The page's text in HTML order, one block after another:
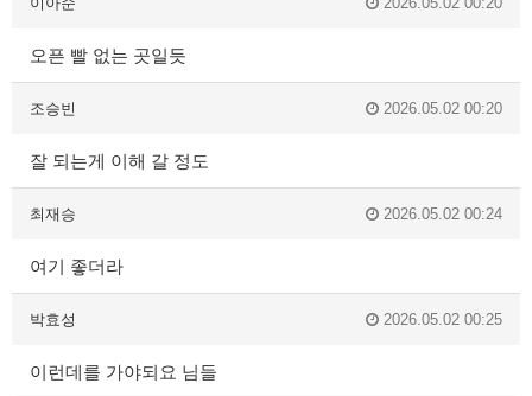
오픈 빨 없는 곳일듯
조승빈 2026.05.02 00:20
잘 되는게 이해 갈 정도
최재승 2026.05.02 00:24
여기 좋더라
박효성 2026.05.02 00:25
이런데를 가야되요 님들